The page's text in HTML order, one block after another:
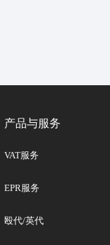
产品与服务
VAT服务
EPR服务
殴代/英代